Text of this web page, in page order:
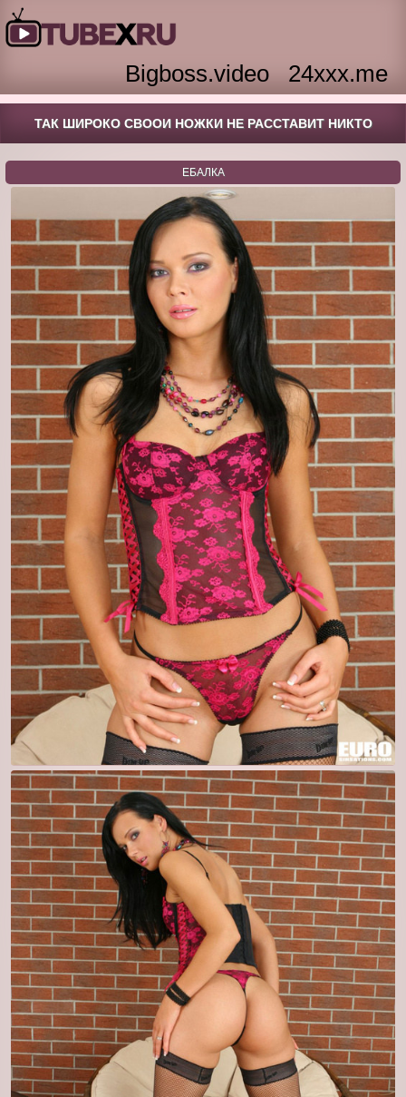
Bigboss.video 24xxx.me
ТАК ШИРОКО СВООИ НОЖКИ НЕ РАССТАВИТ НИКТО
ЕБАЛКА